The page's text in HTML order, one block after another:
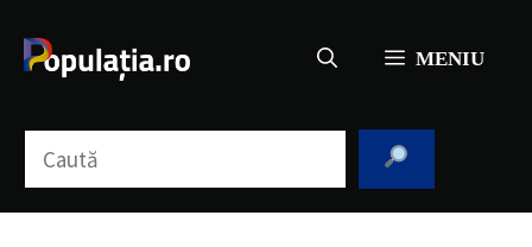
conținut
MENIU